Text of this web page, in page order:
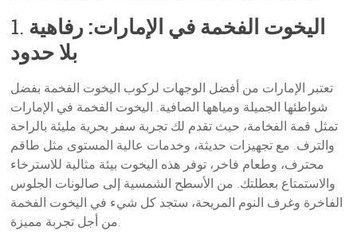
1. اليخوت الفخمة في الإمارات: رفاهية
بلا حدود
تعتبر الإمارات من أفضل الوجهات لركوب اليخوت الفخمة بفضل
شواطئها الجميلة ومياهها الصافية. اليخوت الفخمة في الإمارات
تمثل قمة الفخامة، حيث تقدم لك تجربة سفر بحرية مليئة بالراحة
والترف. مع تجهيزات حديثة، وخدمات عالية المستوى مثل طاقم
محترف، وطعام فاخر، توفر هذه اليخوت بيئة مثالية للاسترخاء
والاستمتاع بعطلتك. من الأسطح الشمسية إلى صالونات الجلوس
الفاخرة وغرف النوم المريحة، ستجد كل شيء في اليخوت الفخمة
من أجل تجربة مميزة.